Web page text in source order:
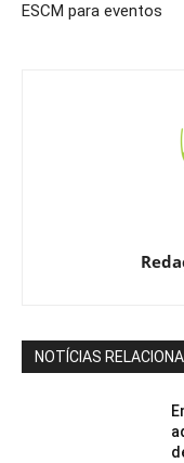
ESCM para eventos
NOTÍCIAS